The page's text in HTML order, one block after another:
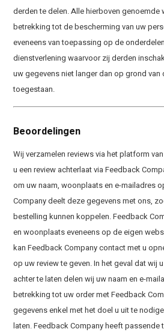
derden te delen. Alle hierboven genoemde
betrekking tot de bescherming van uw
eveneens van toepassing op de
dienstverlening waarvoor zij derden
uw gegevens niet langer dan op grond
toegestaan.
Beoordelingen
Wij verzamelen reviews via het platform
u een review achterlaat via Feedback
om uw naam, woonplaats en e-mailadres
Company deelt deze gegevens met ons,
bestelling kunnen koppelen. Feedback
en woonplaats eveneens op de eigen
kan Feedback Company contact met u
op uw review te geven. In het geval dat wij
achter te laten delen wij uw naam en e-
betrekking tot uw order met Feedback
gegevens enkel met het doel u uit te
laten. Feedback Company heeft passende